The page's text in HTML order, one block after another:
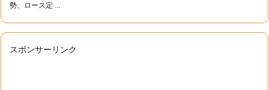
勢、ロース定 ...
スポンサーリンク